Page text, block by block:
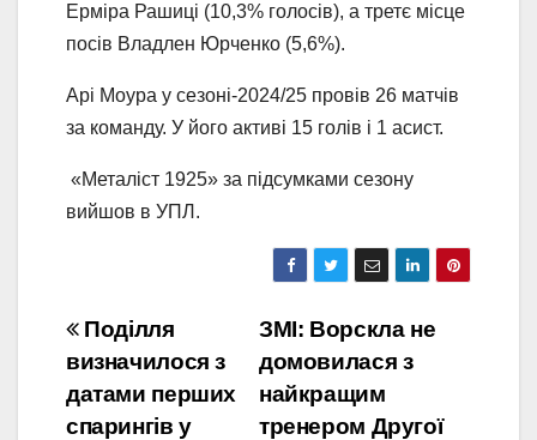
Ерміра Рашиці (10,3% голосів), а третє місце
посів Владлен Юрченко (5,6%).
Арі Моура у сезоні-2024/25 провів 26 матчів
за команду. У його активі 15 голів і 1 асист.
«Металіст 1925» за підсумками сезону
вийшов в УПЛ.
Навігація
записів
ЗМІ: Ворскла не
домовилася з
найкращим
тренером Другої
Поділля
визначилося з
датами перших
спарингів у